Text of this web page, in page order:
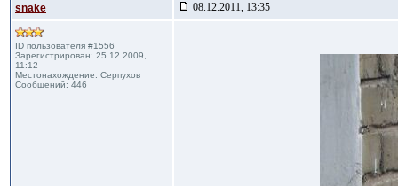
snake 08.12.2011, 13:35
ID пользователя #1556
Зарегистрирован: 25.12.2009,
11:12
Местонахождение: Серпухов
Сообщений: 446